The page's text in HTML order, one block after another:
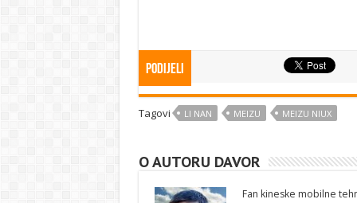
Podijeli
Tagovi LI NAN MEIZU MEIZU NIUX
O AUTORU DAVOR
Fan kineske mobilne